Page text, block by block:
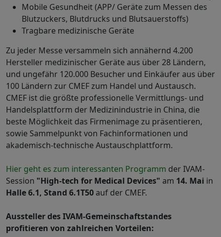
Mobile Gesundheit (APP/ Geräte zum Messen des
Blutzuckers, Blutdrucks und Blutsauerstoffs)
Tragbare medizinische Geräte
Zu jeder Messe versammeln sich annähernd 4.200
Hersteller medizinischer Geräte aus über 28 Ländern,
und ungefähr 120.000 Besucher und Einkäufer aus über
100 Ländern zur CMEF zum Handel und Austausch.
CMEF ist die größte professionelle Vermittlungs- und
Handelsplattform der Medizinindustrie in China, die
beste Möglichkeit das Firmenimage zu präsentieren,
sowie Sammelpunkt von Fachinformationen und
akademisch-technische Austauschplattform.
Hier geht es zum interessanten Programm der IVAM-
Session "High-tech for Medical Devices" am 14. Mai in
Halle 6.1, Stand 6.1T50 auf der CMEF.
Aussteller des IVAM-Gemeinschaftstandes
profitieren von zahlreichen Vorteilen: